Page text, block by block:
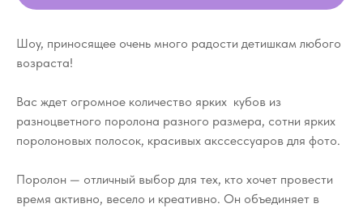
Шоу, приносящее очень много радости детишкам любого
возраста!
Вас ждет огромное количество ярких кубов из
разноцветного поролона разного размера, сотни ярких
поролоновых полосок, красивых акссессуаров для фото.
Поролон — отличный выбор для тех, кто хочет провести
время активно, весело и креативно. Он объединяет в